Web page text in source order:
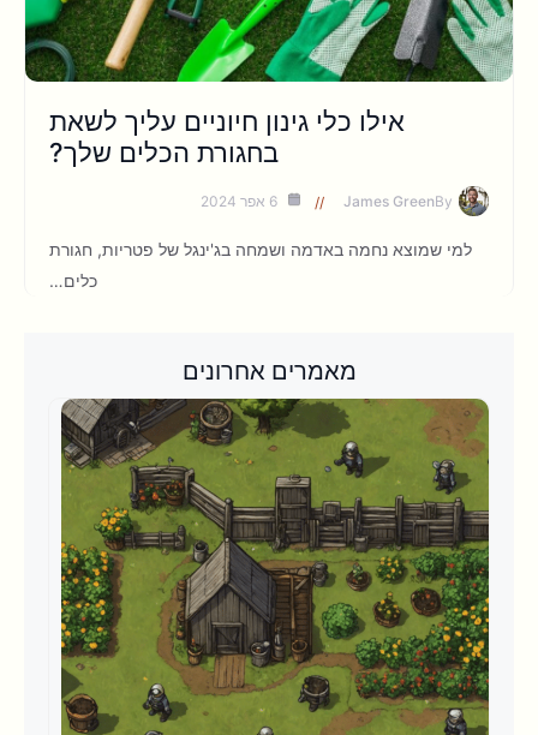
אילו כלי גינון חיוניים עליך לשאת
בחגורת הכלים שלך?
By
James Green
למי שמוצא נחמה באדמה ושמחה בג'ינגל של פטריות, חגורת
כלים…
מאמרים אחרונים